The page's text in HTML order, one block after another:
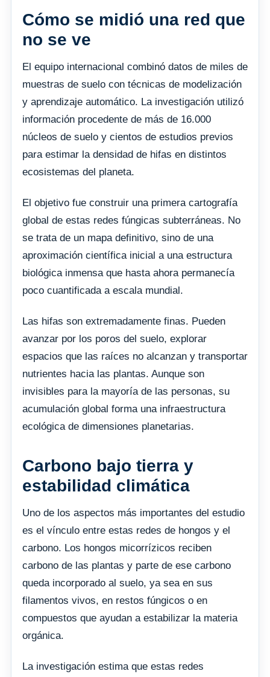
Cómo se midió una red que
no se ve
El equipo internacional combinó datos de miles de
muestras de suelo con técnicas de modelización
y aprendizaje automático. La investigación utilizó
información procedente de más de 16.000
núcleos de suelo y cientos de estudios previos
para estimar la densidad de hifas en distintos
ecosistemas del planeta.
El objetivo fue construir una primera cartografía
global de estas redes fúngicas subterráneas. No
se trata de un mapa definitivo, sino de una
aproximación científica inicial a una estructura
biológica inmensa que hasta ahora permanecía
poco cuantificada a escala mundial.
Las hifas son extremadamente finas. Pueden
avanzar por los poros del suelo, explorar
espacios que las raíces no alcanzan y transportar
nutrientes hacia las plantas. Aunque son
invisibles para la mayoría de las personas, su
acumulación global forma una infraestructura
ecológica de dimensiones planetarias.
Carbono bajo tierra y
estabilidad climática
Uno de los aspectos más importantes del estudio
es el vínculo entre estas redes de hongos y el
carbono. Los hongos micorrízicos reciben
carbono de las plantas y parte de ese carbono
queda incorporado al suelo, ya sea en sus
filamentos vivos, en restos fúngicos o en
compuestos que ayudan a estabilizar la materia
orgánica.
La investigación estima que estas redes